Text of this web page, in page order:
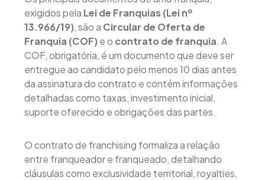
exigidos pela Lei de Franquias (Lei nº
13.966/19), são a Circular de Oferta de
Franquia (COF) e o contrato de franquia. A
COF, obrigatória, é um documento que deve ser
entregue ao candidato pelo menos 10 dias antes
da assinatura do contrato e contém informações
detalhadas como taxas, investimento inicial,
suporte oferecido e obrigações das partes.
O contrato de franchising formaliza a relação
entre franqueador e franqueado, detalhando
cláusulas como exclusividade territorial, royalties,